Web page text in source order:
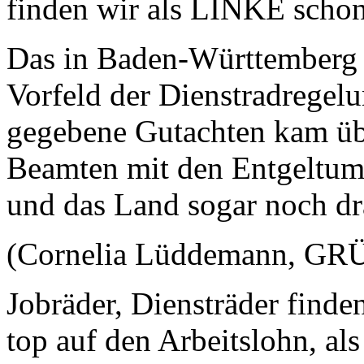
finden wir als LINKE
Das in Baden-
Vorfeld der
gegebene Gutachten kam
Beamten mit den
und das Land sogar noch
(Cornelia Lüddemann,
Jobräder, Diensträder
top auf den Arbeitslohn,